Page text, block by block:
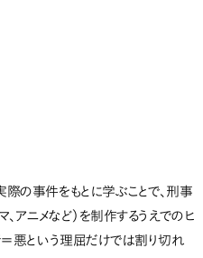
の事件をもとに学ぶことで、刑事
アニメなど）を制作するうえでのヒ
＝悪という理屈だけでは割り切れ